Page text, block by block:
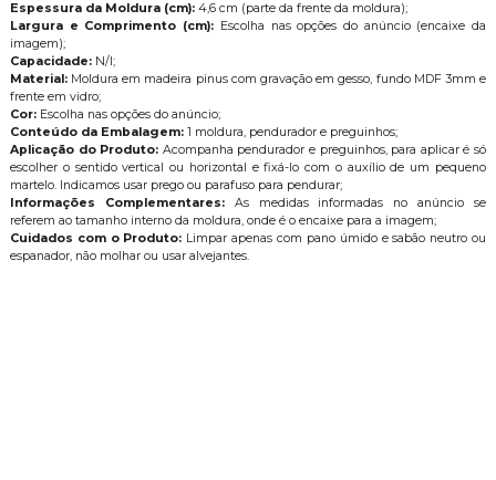
Espessura da Moldura (cm):4,6 cm (parte da frente da moldura);
Largura e Comprimento (cm): Escolha nas opções do anúncio (encaixe da
imagem);
Capacidade:N/I;
Material:Moldura em madeira pinus com gravação em gesso, fundo MDF 3mm e
frente em vidro;
Cor:Escolha nas opções do anúncio;
Conteúdo da Embalagem:1 moldura, pendurador e preguinhos;
Aplicação do Produto: Acompanha pendurador e preguinhos, para aplicar é só
escolher o sentido vertical ou horizontal e fixá-lo com o auxílio de um pequeno
martelo. Indicamos usar prego ou parafuso para pendurar;
Informações Complementares:As medidas informadas no anúncio se
referem ao tamanho interno da moldura, onde é o encaixe para a imagem;
Cuidados com o Produto: Limpar apenas com pano úmido e sabão neutro ou
espanador, não molhar ou usar alvejantes.